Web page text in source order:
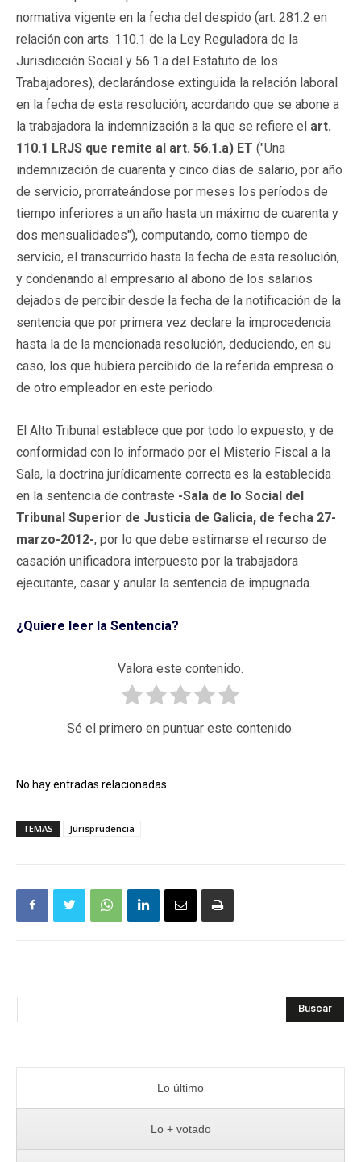
normativa vigente en la fecha del despido (art. 281.2 en
relación con arts. 110.1 de la Ley Reguladora de la
Jurisdicción Social y 56.1.a del Estatuto de los
Trabajadores), declarándose extinguida la relación laboral
en la fecha de esta resolución, acordando que se abone a
la trabajadora la indemnización a la que se refiere el art.
110.1 LRJS que remite al art. 56.1.a) ET ("Una
indemnización de cuarenta y cinco días de salario, por año
de servicio, prorrateándose por meses los períodos de
tiempo inferiores a un año hasta un máximo de cuarenta y
dos mensualidades"), computando, como tiempo de
servicio, el transcurrido hasta la fecha de esta resolución,
y condenando al empresario al abono de los salarios
dejados de percibir desde la fecha de la notificación de la
sentencia que por primera vez declare la improcedencia
hasta la de la mencionada resolución, deduciendo, en su
caso, los que hubiera percibido de la referida empresa o
de otro empleador en este periodo.
El Alto Tribunal establece que por todo lo expuesto, y de
conformidad con lo informado por el Misterio Fiscal a la
Sala, la doctrina jurídicamente correcta es la establecida
en la sentencia de contraste -Sala de lo Social del
Tribunal Superior de Justicia de Galicia, de fecha 27-
marzo-2012-, por lo que debe estimarse el recurso de
casación unificadora interpuesto por la trabajadora
ejecutante, casar y anular la sentencia de impugnada.
¿Quiere leer la Sentencia?
Valora este contenido.
Sé el primero en puntuar este contenido.
No hay entradas relacionadas
TEMAS Jurisprudencia
Buscar
Lo último
Lo + votado